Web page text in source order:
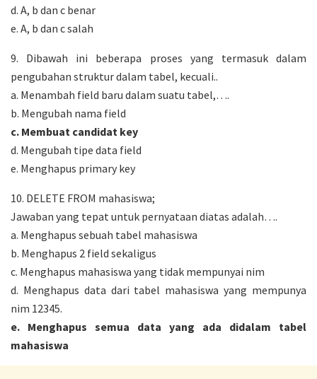
d. A, b dan c benar
e. A, b dan c salah
9. Dibawah ini beberapa proses yang termasuk dalam
pengubahan struktur dalam tabel, kecuali..
a. Menambah field baru dalam suatu tabel,….
b. Mengubah nama field
c. Membuat candidat key
d. Mengubah tipe data field
e. Menghapus primary key
10. DELETE FROM mahasiswa;
Jawaban yang tepat untuk pernyataan diatas adalah….
a. Menghapus sebuah tabel mahasiswa
b. Menghapus 2 field sekaligus
c. Menghapus mahasiswa yang tidak mempunyai nim
d. Menghapus data dari tabel mahasiswa yang mempunya
nim 12345.
e. Menghapus semua data yang ada didalam tabel
mahasiswa